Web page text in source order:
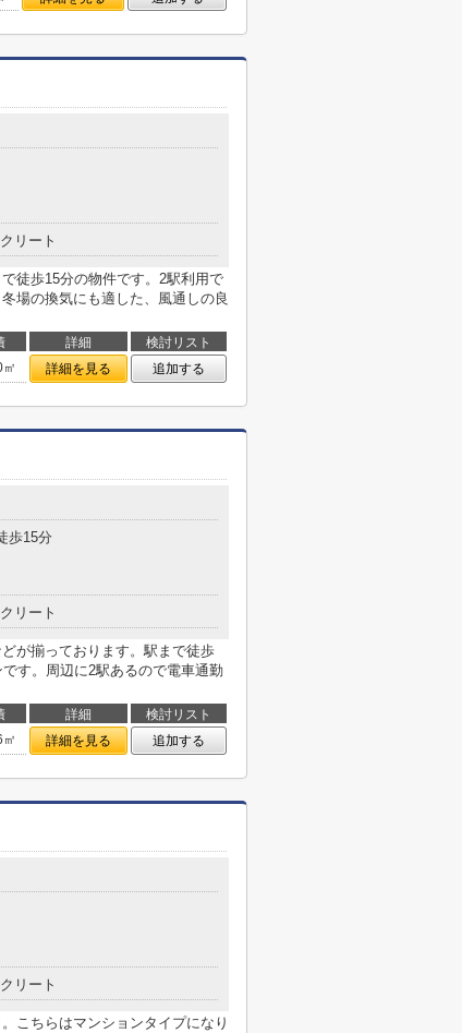
リート
徒歩15分の物件です。2駅利用で
場の換気にも適した、風通しの良
詳細
検討リスト
詳細を見る 追加する
歩15分
リート
が揃っております。駅まで徒歩
す。周辺に2駅あるので電車通勤
詳細
検討リスト
詳細を見る 追加する
リート
こちらはマンションタイプになり